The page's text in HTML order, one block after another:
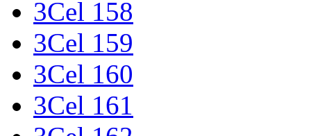
3Cel 158
3Cel 159
3Cel 160
3Cel 161